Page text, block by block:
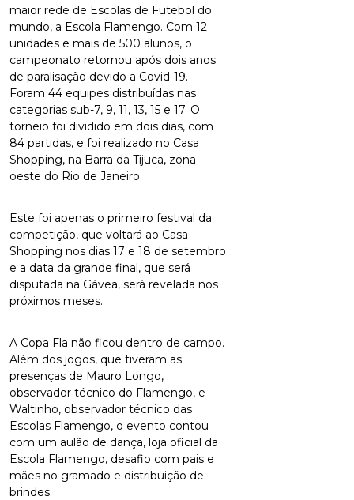
maior rede de Escolas de Futebol do
mundo, a Escola Flamengo. Com 12
unidades e mais de 500 alunos, o
campeonato retornou após dois anos
de paralisação devido a Covid-19.
Foram 44 equipes distribuídas nas
categorias sub-7, 9, 11, 13, 15 e 17. O
torneio foi dividido em dois dias, com
84 partidas, e foi realizado no Casa
Shopping, na Barra da Tijuca, zona
oeste do Rio de Janeiro.
Este foi apenas o primeiro festival da
competição, que voltará ao Casa
Shopping nos dias 17 e 18 de setembro
e a data da grande final, que será
disputada na Gávea, será revelada nos
próximos meses.
A Copa Fla não ficou dentro de campo.
Além dos jogos, que tiveram as
presenças de Mauro Longo,
observador técnico do Flamengo, e
Waltinho, observador técnico das
Escolas Flamengo, o evento contou
com um aulão de dança, loja oficial da
Escola Flamengo, desafio com pais e
mães no gramado e distribuição de
brindes.